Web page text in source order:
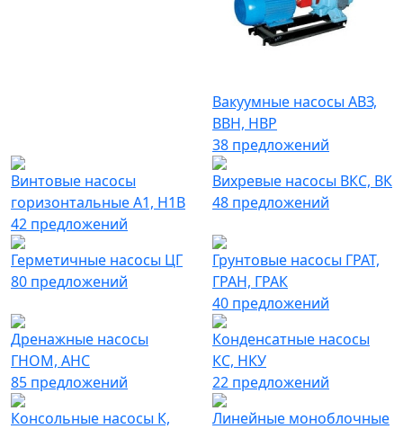
Вакуумные насосы АВЗ,
ВВН, НВР
38 предложений
Винтовые насосы
горизонтальные А1, Н1В
42 предложений
Вихревые насосы ВКС, ВК
48 предложений
Герметичные насосы ЦГ
80 предложений
Грунтовые насосы ГРАТ,
ГРАН, ГРАК
40 предложений
Дренажные насосы
ГНОМ, АНС
85 предложений
Конденсатные насосы
КС, НКУ
22 предложений
Консольные насосы К,
Линейные моноблочные